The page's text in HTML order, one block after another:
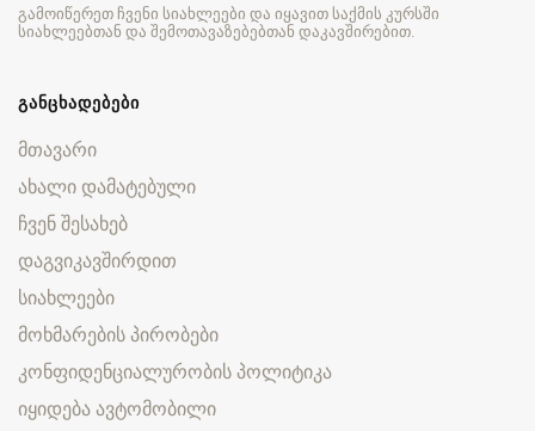
გამოიწერეთ ჩვენი სიახლეები და იყავით საქმის კურსში
სიახლეებთან და შემოთავაზებებთან დაკავშირებით.
ᲒᲐᲜᲪᲮᲐᲓᲔᲑᲔᲑᲘ
მთავარი
ახალი დამატებული
ჩვენ შესახებ
დაგვიკავშირდით
სიახლეები
მოხმარების პირობები
კონფიდენციალურობის პოლიტიკა
იყიდება ავტომობილი